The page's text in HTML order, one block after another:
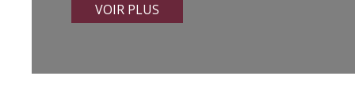
VOIR PLUS